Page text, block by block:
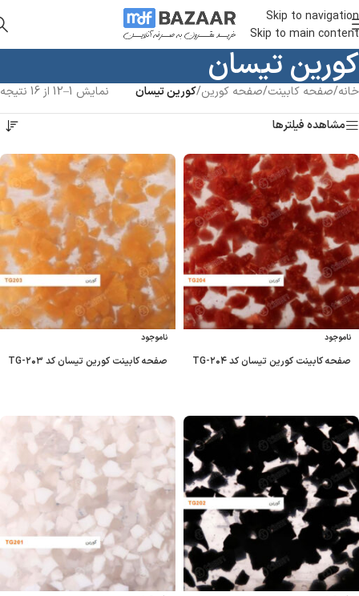
Skip to navigation
Skip to main content
کورین تیسان
خانه/صفحه کابینت/صفحه کورین/کورین تیسان
نمایش 1–12 از 16 نتیجه
مشاهده فیلترها
ناموجود
صفحه کابینت کورین تیسان کد TG-۲۰۴
ناموجود
صفحه کابینت کورین تیسان کد TG-۲۰۳